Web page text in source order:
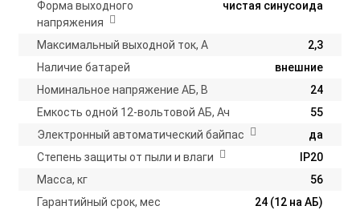
Форма выходного
напряжения
чистая синусоида
Максимальный выходной ток, А
2,3
Наличие батарей
внешние
Номинальное напряжение АБ, В
24
Емкость одной 12-вольтовой АБ, Ач
55
Электронный автоматический байпас
да
Степень защиты от пыли и влаги
IP20
Масса, кг
56
Гарантийный срок, мес
24 (12 на АБ)